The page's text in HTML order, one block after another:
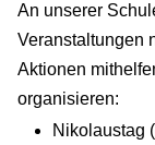
An unserer
Veranstaltungen
Aktionen
organisieren:
Nikolaustag